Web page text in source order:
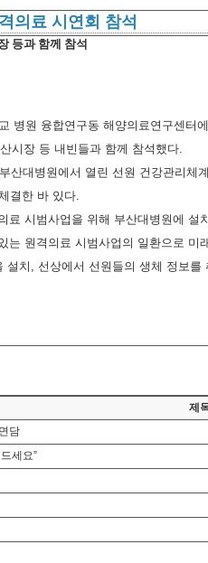
의료 시연회 참석
등과 함께 참석
병원 융합연구동 해양의료연구센
시장 등 내빈들과 함께 참석했다.
산대병원에서 열린 선원 건강관리
결한 바 있다.
료 시범사업을 위해 부산대병원에
는 원격의료 시범사업의 일환으로
치, 선상에서 선원들의 생체 정보
제
담
세요”